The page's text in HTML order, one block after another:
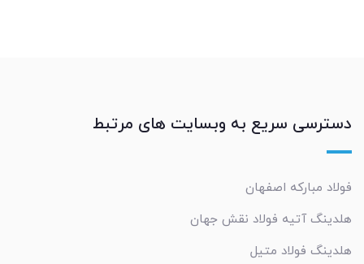
دسترسی سریع به وبسایت های مرتبط
فولاد مبارکه اصفهان
هلدینگ آتیه فولاد نقش جهان
هلدینگ فولاد متیل